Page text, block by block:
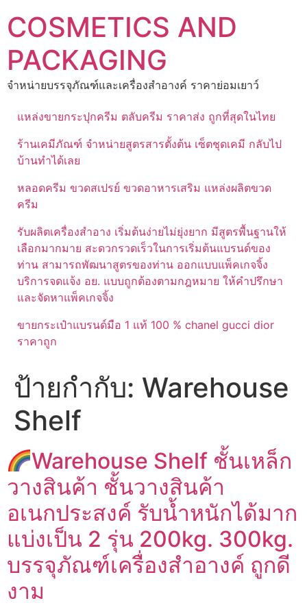
to
content
COSMETICS AND
PACKAGING
จำหน่ายบรรจุภัณฑ์และเครื่องสำอางค์ ราคาย่อมเยาว์
แหล่งขายกระปุกครีม ตลับครีม ราคาส่ง ถูกที่สุดในไทย
ร้านเคมีภัณฑ์ จำหน่ายสูตรสารตั้งต้น เซ็ตชุดเคมี กลับไป
บ้านทำได้เลย
หลอดครีม ขวดสเปรย์ ขวดอาหารเสริม แหล่งผลิตขวด
ครีม
รับผลิตเครื่องสำอาง เริ่มต้นง่ายไม่ยุ่งยาก มีสูตรพื้นฐานให้
เลือกมากมาย สะดวกรวดเร็วในการเริ่มต้นแบรนด์ของ
ท่าน สามารถพัฒนาสูตรของท่าน ออกแบบแพ็คเกจจิ้ง
บริการจดแจ้ง อย. แบบถูกต้องตามกฎหมาย ให้คำปรึกษา
และจัดหาแพ็คเกจจิ้ง
ขายกระเป๋าแบรนด์มือ 1 แท้ 100 % chanel gucci dior
ราคาถูก
ป้ายกำกับ: Warehouse
Shelf
Warehouse Shelf ชั้นเหล็ก
วางสินค้า ชั้นวางสินค้า
อเนกประสงค์ รับน้ำหนักได้มาก
แบ่งเป็น 2 รุ่น 200kg. 300kg.
บรรจุภัณฑ์เครื่องสำอางค์ ถูกดี
งาม